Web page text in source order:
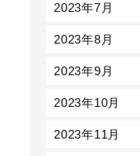
2023年7月
2023年8月
2023年9月
2023年10月
2023年11月